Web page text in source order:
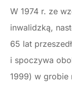
W 1974 r. ze
inwalidzką,
65 lat
i spoczywa
1999) w grobie